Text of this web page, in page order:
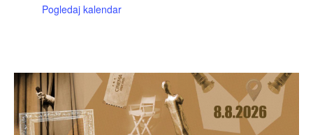
Pogledaj kalendar